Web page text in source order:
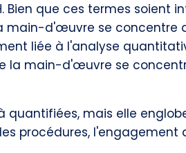
que ces termes soient
main-d'œuvre se concentre
liée à l'analyse
la main-d'œuvre se
quantifiées, mais elle
procédures, l'engagement